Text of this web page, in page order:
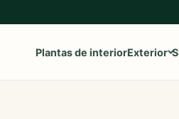
Plantas de interiorExterior